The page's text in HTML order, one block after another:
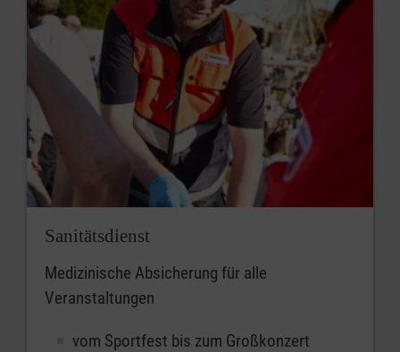
Sanitätsdienst
Medizinische Absicherung für alle
Veranstaltungen
vom Sportfest bis zum Großkonzert